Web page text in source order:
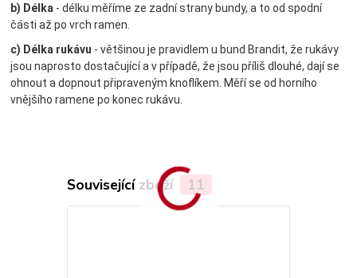
b) Délka - délku měříme ze zadní strany bundy, a to od spodní
části až po vrch ramen.
c) Délka rukávu - většinou je pravidlem u bund Brandit, že rukávy
jsou naprosto dostačující a v případě, že jsou příliš dlouhé, dají se
ohnout a dopnout připraveným knoflíkem. Měří se od horního
vnějšího ramene po konec rukávu.
Související zboží 11